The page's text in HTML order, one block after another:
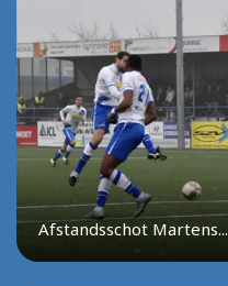
Afstandsschot Martens...